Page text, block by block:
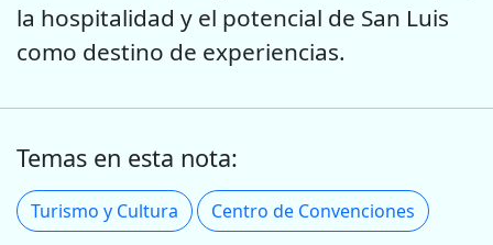
la hospitalidad y el potencial de San Luis
como destino de experiencias.
Temas en esta nota:
Turismo y Cultura Centro de Convenciones